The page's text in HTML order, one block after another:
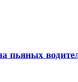
пьяных